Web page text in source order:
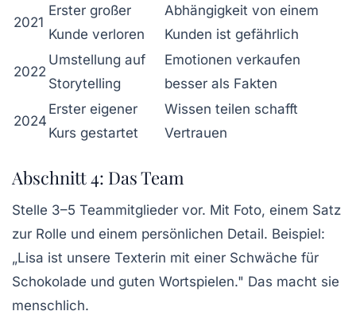
2021
Erster großer
Kunde verloren
Abhängigkeit von einem
Kunden ist gefährlich
2022
Umstellung auf
Storytelling
Emotionen verkaufen
besser als Fakten
2024
Erster eigener
Kurs gestartet
Wissen teilen schafft
Vertrauen
Abschnitt 4: Das Team
Stelle 3–5 Teammitglieder vor. Mit Foto, einem Satz
zur Rolle und einem persönlichen Detail. Beispiel:
„Lisa ist unsere Texterin mit einer Schwäche für
Schokolade und guten Wortspielen." Das macht sie
menschlich.